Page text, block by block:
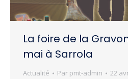
La foire de la
mai à Sarrola
Actualité Par pmt-admin 22